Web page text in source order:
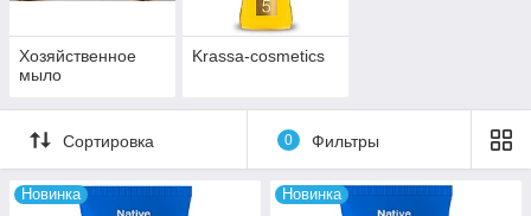
Хозяйственное
мыло
Krassa-cosmetics
Сортировка 0 Фильтры
Новинка Новинка